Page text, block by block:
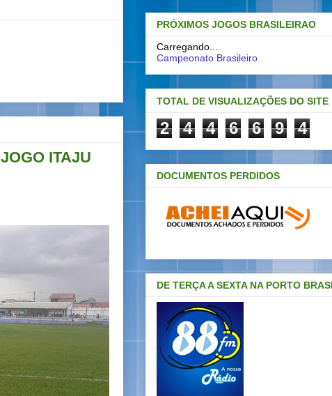
ITAJU
PRÓXIMOS JOGOS BRASILEIRAO
Carregando...
Campeonato Brasileiro
TOTAL DE VISUALIZAÇÕES DO SITE
2 4 4 6 6 9 4
DOCUMENTOS PERDIDOS
DE TERÇA A SEXTA NA PORTO